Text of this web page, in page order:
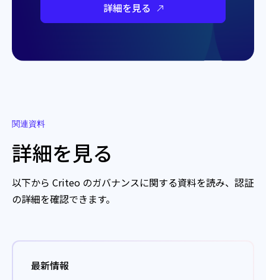
詳細を見る
関連資料
詳細を見る
以下から Criteo のガバナンスに関する資料を読み、認証
の詳細を確認できます。
最新情報